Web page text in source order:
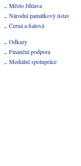
Město Jihlava
Národní památkový ústav
Černá a fialová
Odkazy
Finanční podpora
Mediální spolupráce